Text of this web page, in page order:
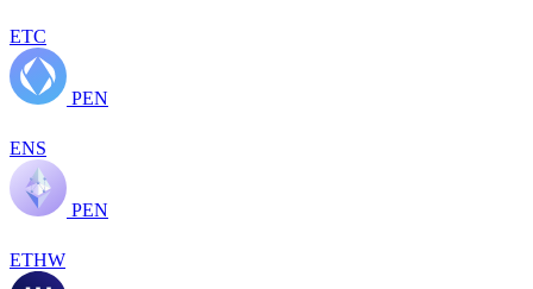
ETC
PEN
ENS
PEN
ETHW